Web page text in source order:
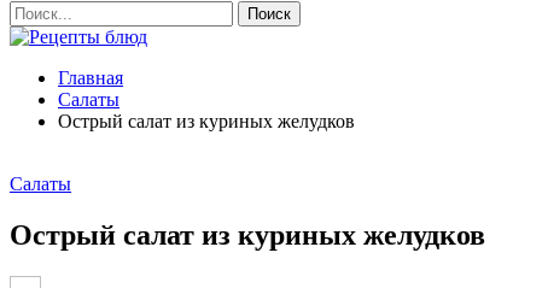
Главная
Салаты
Острый салат из куриных желудков
Салаты
Острый салат из куриных желудков